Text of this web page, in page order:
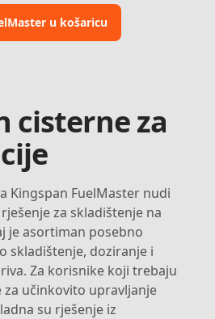
u košaricu
cisterne za
Kingspan FuelMaster nudi
za skladištenje na
je asortiman posebno
skladištenje, doziranje i
Za korisnike koji trebaju
učinkovito upravljanje
su rješenje iz